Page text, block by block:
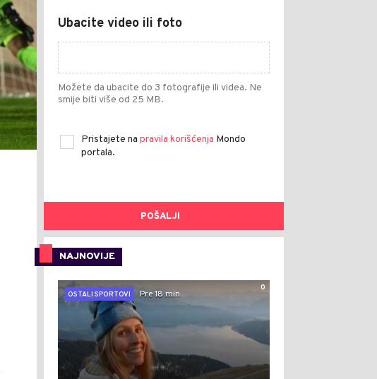
Ubacite video ili foto
Možete da ubacite do 3 fotografije ili videa. Ne
smije biti više od 25 MB.
Pristajete na pravila korišćenja Mondo
portala.
POŠALJI
NAJNOVIJE
0
OSTALI SPORTOVI
Pre 18 min